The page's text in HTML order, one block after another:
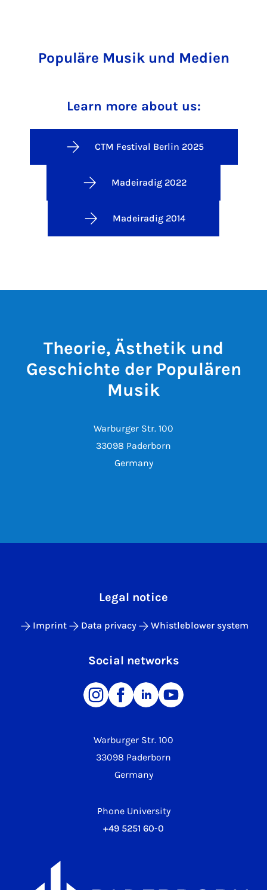
Populäre Musik und Medien
Learn more about us:
CTM Festival Berlin 2025
Madeiradig 2022
Madeiradig 2014
Theorie, Ästhetik und
Geschichte der Populären
Musik
Warburger Str. 100
33098 Paderborn
Germany
Warburger Str. 100
33098 Paderborn
Germany
Phone University
+49 5251 60-0
Legal notice
Imprint Data privacy Whistleblower system
Social networks